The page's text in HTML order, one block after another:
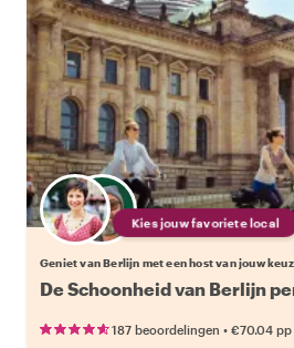
Kies jouw favoriete local
Geniet van Berlijn met een host van jouw
De Schoonheid van Berlijn
187 beoordelingen • €70.04 pp